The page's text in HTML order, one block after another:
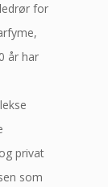
for
år har
privat
som